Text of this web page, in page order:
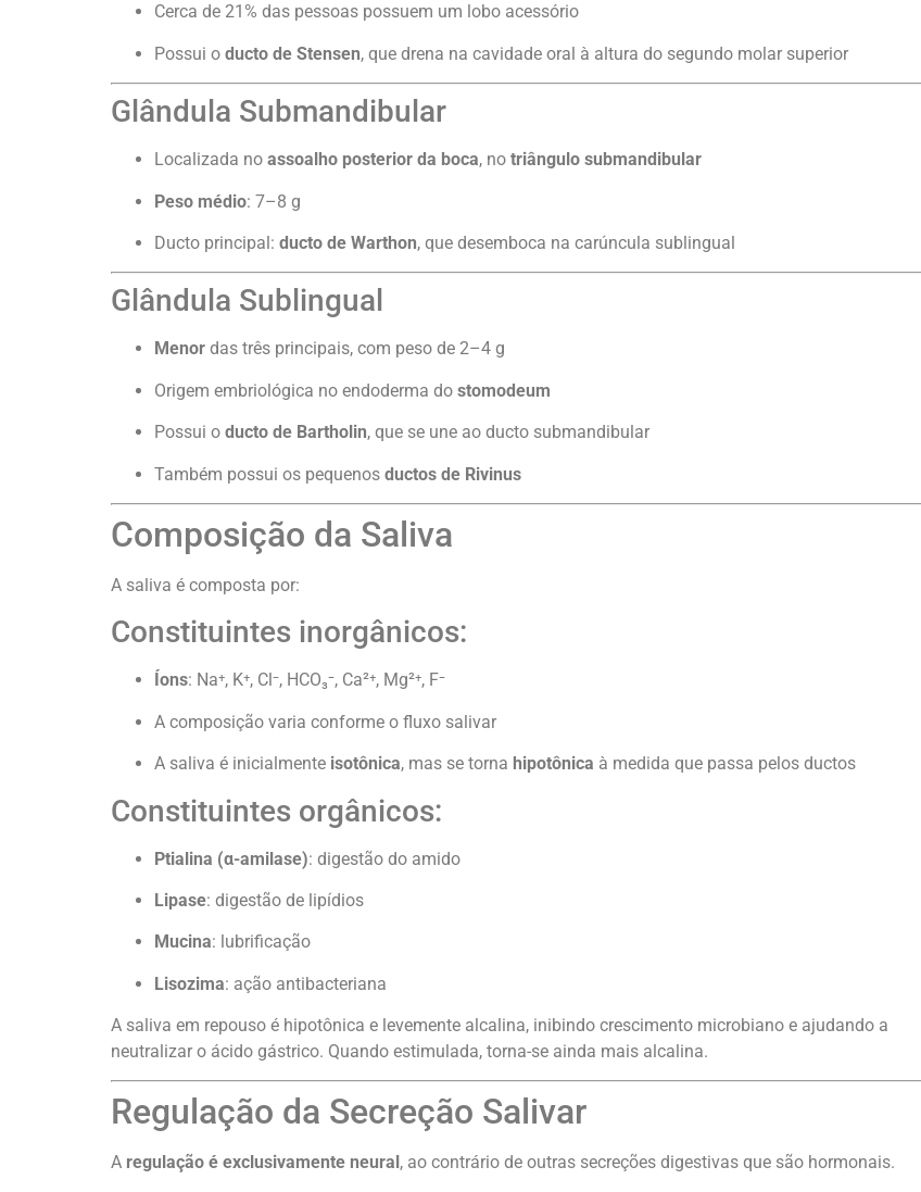
Cerca de 21% das pessoas possuem um lobo acessório
Possui o ducto de Stensen, que drena na cavidade oral à altura do segundo molar superior
Glândula Submandibular
Localizada no assoalho posterior da boca, no triângulo submandibular
Peso médio: 7–8 g
Ducto principal: ducto de Warthon, que desemboca na carúncula sublingual
Glândula Sublingual
Menor das três principais, com peso de 2–4 g
Origem embriológica no endoderma do stomodeum
Possui o ducto de Bartholin, que se une ao ducto submandibular
Também possui os pequenos ductos de Rivinus
Composição da Saliva
A saliva é composta por:
Constituintes inorgânicos:
Íons: Na⁺, K⁺, Cl⁻, HCO₃⁻, Ca²⁺, Mg²⁺, F⁻
A composição varia conforme o fluxo salivar
A saliva é inicialmente isotônica, mas se torna hipotônica à medida que passa pelos ductos
Constituintes orgânicos:
Ptialina (α-amilase): digestão do amido
Lipase: digestão de lipídios
Mucina: lubrificação
Lisozima: ação antibacteriana
A saliva em repouso é hipotônica e levemente alcalina, inibindo crescimento microbiano e ajudando a
neutralizar o ácido gástrico. Quando estimulada, torna-se ainda mais alcalina.
Regulação da Secreção Salivar
A regulação é exclusivamente neural , ao contrário de outras secreções digestivas que são hormonais.